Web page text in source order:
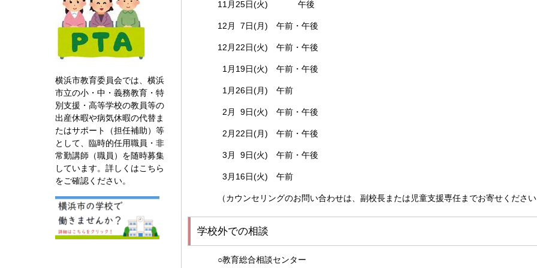
横浜市教育委員会では、横浜
市立の小・中・義務教育・特
別支援・高等学校の教員等の
出産休暇や病気休暇の代替ま
たはサポート（担任補助）等
として、臨時的任用職員・非
常勤講師（職員）を随時募集
しています。詳しくはこちら
をご確認ください。
11月25日(火) 午後
12月 7日(月) 午前・午後
12月22日(火) 午前・午後
1月19日(火) 午前・午後
1月26日(月) 午前
2月 9日(火) 午前・午後
2月22日(月) 午前・午後
3月 9日(火) 午前・午後
3月16日(火) 午前
（カウンセリングのお問い合わせは、副校長または児童支援専任までお寄せくださ
学校外での相談
○教育総合相談センター